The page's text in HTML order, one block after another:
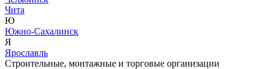
Чита
Ю
Южно-Сахалинск
Я
Ярославль
Строительные, монтажные и торговые организации